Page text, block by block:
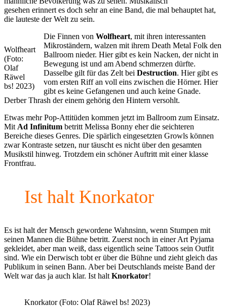
gesehen erinnert es doch sehr an eine Band, die mal behauptet hat,
die lauteste der Welt zu sein.
Wolfheart
(Foto:
Olaf
Räwel
bs! 2023)
Die Finnen von Wolfheart, mit ihren interessanten
Mikroständern, walzen mit ihrem Death Metal Folk den
Ballroom nieder. Hier gibt es kein Nacken, der nicht in
Bewegung ist und am Abend schmerzen dürfte.
Dasselbe gilt für das Zelt bei Destruction. Hier gibt es
vom ersten Riff an voll eins zwischen die Hörner. Hier
gibt es keine Gefangenen und auch keine Gnade.
Derber Thrash der einem gehörig den Hintern versohlt.
Etwas mehr Pop-Attitüden kommen jetzt im Ballroom zum Einsatz.
Mit Ad Infinitum betritt Melissa Bonny eher die seichteren
Bereiche dieses Genres. Die spärlich eingesetzten Growls können
zwar Kontraste setzen, nur täuscht es nicht über den gesamten
Musikstil hinweg. Trotzdem ein schöner Auftritt mit einer klasse
Frontfrau.
Ist halt Knorkator
Es ist halt der Mensch gewordene Wahnsinn, wenn Stumpen mit
seinen Mannen die Bühne betritt. Zuerst noch in einer Art Pyjama
gekleidet, aber man weiß, dass eigentlich seine Tattoos sein Outfit
sind. Wie ein Derwisch tobt er über die Bühne und zieht gleich das
Publikum in seinen Bann. Aber bei Deutschlands meiste Band der
Welt war das ja auch klar. Ist halt Knorkator!
Knorkator (Foto: Olaf Räwel bs! 2023)